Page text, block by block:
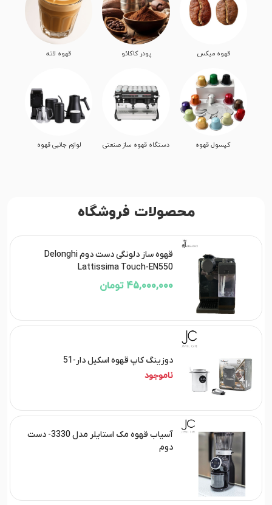
قهوه میکس پودر کاکائو قهوه لاته
کپسول قهوه دستگاه قهوه ساز صنعتی لوازم جانبی قهوه
محصولات فروشگاه
قهوه ساز دلونگی دست دوم Delonghi
Lattissima Touch-EN550
45,000,000 تومان
دوزینگ کاپ قهوه اسکیل دار-51
ناموجود
آسیاب قهوه مک استایلر مدل 3330- دست
دوم